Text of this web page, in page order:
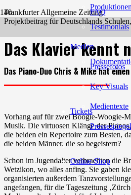
Produktionen
Testimonials
Medien
Pressefotos
Key Visuals
Medientexte
Pressespiegel
FAQ
Tickets
Online-Shop
Frankfurter Allgemeine Zeitung
Projektbeitrag für Deutschlands
Das Klavier kennt
Das Piano-Duo Chris & Mike hat
Vorhang auf für zwei Boogie-Woogie-
Musik. Die virtuosen Klänge der
die beiden ein Repertoire zum Besten,
die beiden Männer, die so begeistern?
Schon im Jugendalter verbrachten die
Wetzikon, wo alles anfing. Sie gaben
organisierten außerdem
angefangen, für die Tageszeitung